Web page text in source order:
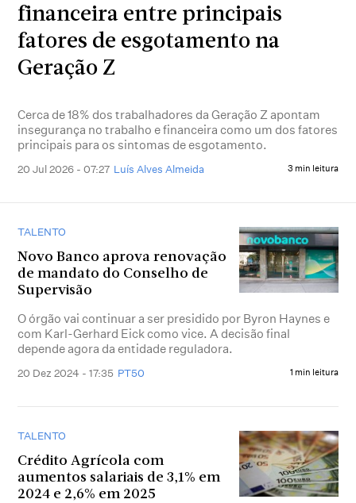
financeira entre principais
fatores de esgotamento na
Geração Z
Cerca de 18% dos trabalhadores da Geração Z apontam
insegurança no trabalho e financeira como um dos fatores
principais para os sintomas de esgotamento.
20 Jul 2026 - 07:27 Luís Alves Almeida 3 min leitura
TALENTO
Novo Banco aprova renovação
de mandato do Conselho de
Supervisão
O órgão vai continuar a ser presidido por Byron Haynes e
com Karl-Gerhard Eick como vice. A decisão final
depende agora da entidade reguladora.
20 Dez 2024 - 17:35 PT50 1 min leitura
TALENTO
Crédito Agrícola com
aumentos salariais de 3,1% em
2024 e 2,6% em 2025